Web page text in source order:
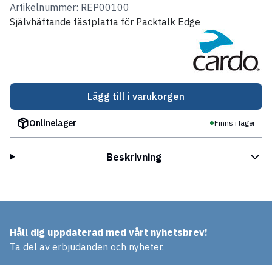
Artikelnummer: REP00100
Självhäftande fästplatta för Packtalk Edge
Lägg till i varukorgen
Onlinelager Finns i lager
Beskrivning
Håll dig uppdaterad med vårt nyhetsbrev!
Ta del av erbjudanden och nyheter.